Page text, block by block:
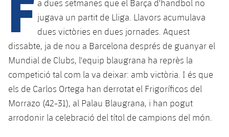
plusicon
més
Instal·lacions
Spotify Camp Nou
Palau Blaugrana
SUB13
SUB12
SUB11 A
SUB10 A
SUB13 B
SUB12 C
SUB11 C
Entrades
Gameday Shows
Resultats
Classificacions
Base
Barça Atlètic
Junior
Cadet A
Cadet B
Campus Estiu
PLUSICON
MÉS
Primer Equip
plusicon
més
Actualitat
Calendari
Barça Atlètic
plusicon
més
Actualitat
Base
plusicon
més
a dues setmanes que el Barça d'handbol no
jugava un partit de Lliga. Llavors acumulava
dues victòries en dues jornades. Aquest
dissabte, ja de nou a Barcelona després de guanyar el
Mundial de Clubs, l'equip blaugrana ha reprès la
competició tal com la va deixar: amb victòria. I és que
els de Carlos Ortega han derrotat el Frigoríficos del
Morrazo (42-31), al Palau Blaugrana, i han pogut
arrodonir la celebració del títol de campions del món.